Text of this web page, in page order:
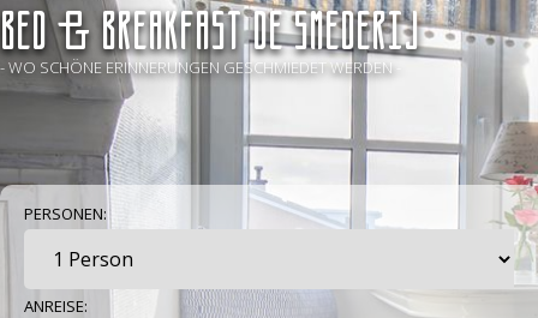
BED & BREAKFAST De Smederij
- WO SCHÖNE ERINNERUNGEN GESCHMIEDET WERDEN -
PERSONEN:
ANREISE: